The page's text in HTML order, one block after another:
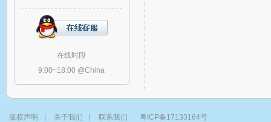
在线时段
9:00~18:00 @China
版权声明 关于我们 联系我们 粤ICP备17133164号